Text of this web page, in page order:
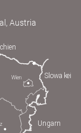
Austria